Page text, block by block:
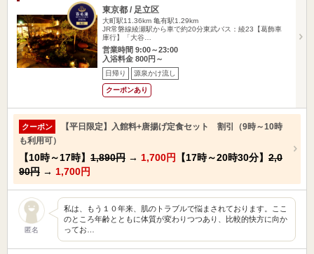
東京都 / 足立区
大町駅11.36km 亀有駅1.29km
JR常磐線綾瀬駅から車で約20分東武バス：綾23【葛飾車
庫行】「大谷…
営業時間 9:00～23:00
入浴料金 800円～
日帰り 源泉かけ流し
クーポンあり
クーポン
【平日限定】入館料+唐揚げ定食セット 割引（9時～10時
も利用可）
【10時～17時】 1,890円 → 1,700円 【17時～20時30分】 2,0
90円 → 1,700円
匿名
私は、もう１０年来、肌のトラブルで悩まされております。ここ
のところ年齢とともに体質が変わりつつあり、比較的快方に向か
ってお…